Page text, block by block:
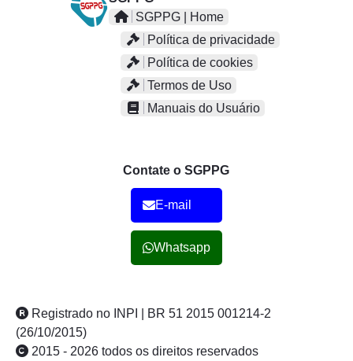
SGPPG | Home
Política de privacidade
Política de cookies
Termos de Uso
Manuais do Usuário
Contate o SGPPG
E-mail
Whatsapp
Registrado no INPI | BR 51 2015 001214-2
(26/10/2015)
2015 - 2026 todos os direitos reservados